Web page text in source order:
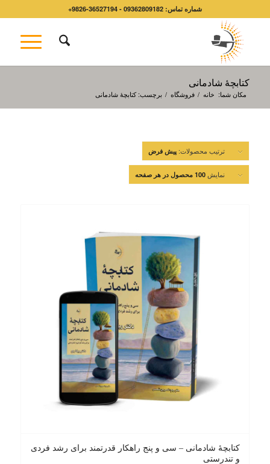
شماره تماس: 09362809182 - 36527194-9826+
کتابچۀ شادمانی
مکان شما: خانه / فروشگاه / برچسب: کتابچۀ شادمانی
ترتیب محصولات: پیش فرض
نمایش 100 محصول در هر صفحه
کتابچۀ شادمانی – سی و پنج راهکار قدرتمند برای رشد فردی
و تندرستی